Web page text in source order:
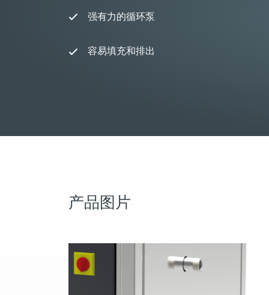
强有力的循环泵
容易填充和排出
产品图片